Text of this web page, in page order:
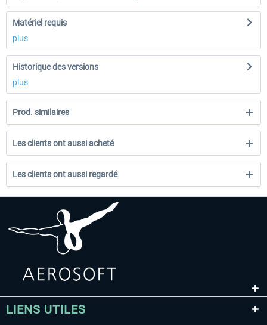
Matériel requis
plus
Historique des versions
plus
Prod. similaires
Les clients ont aussi acheté
Les clients ont aussi regardé
LIENS UTILES